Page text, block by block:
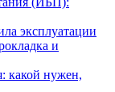
эксплуатации
и
какой нужен,